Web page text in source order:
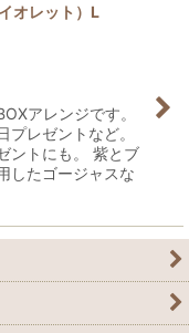
オレット）L
アレンジです。
レゼントなど。
ントにも。 紫とブ
したゴージャスな